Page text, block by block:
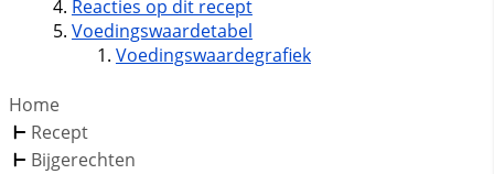
Reacties op dit recept
Voedingswaardetabel
Voedingswaardegrafiek
Home
Recept
Bijgerechten